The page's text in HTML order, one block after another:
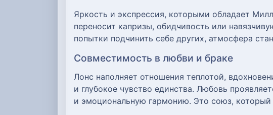
Яркость и экспрессия, которыми обладает
переносит капризы, обидчивость или
попытки подчинить себе других, атмосфера
Совместимость в любви и браке
Лонс наполняет отношения теплотой,
и глубокое чувство единства. Любовь
и эмоциональную гармонию. Это союз,